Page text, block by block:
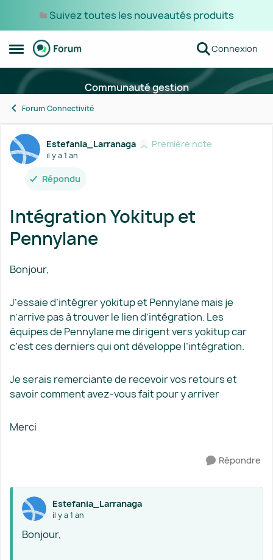
Suivez toutes les nouveautés produits
Ouvrir Menu Latéral
Passer au contenu Connexion
Communauté gestion
Forum Connectivité
Forum Discussion
Estefania_Larranaga Première note
il y a 1 an
Répondu
Intégration Yokitup et
Pennylane
Bonjour,
J’essaie d’intégrer yokitup et Pennylane mais je
n’arrive pas à trouver le lien d’intégration. Les
équipes de Pennylane me dirigent vers yokitup car
c’est ces derniers qui ont développe l’intégration.
Je serais remerciante de recevoir vos retours et
savoir comment avez-vous fait pour y arriver
Merci
Répondre
Estefania_Larranaga
il y a 1 an
Bonjour,